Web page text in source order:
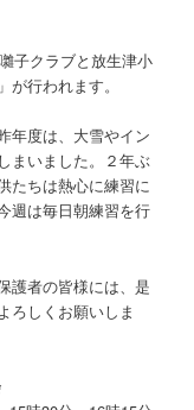
子クラブと放生津小
行われます。
年度は、大雪やイン
まいました。２年ぶ
たちは熱心に練習に
週は毎日朝練習を行
護者の皆様には、是
ろしくお願いしま